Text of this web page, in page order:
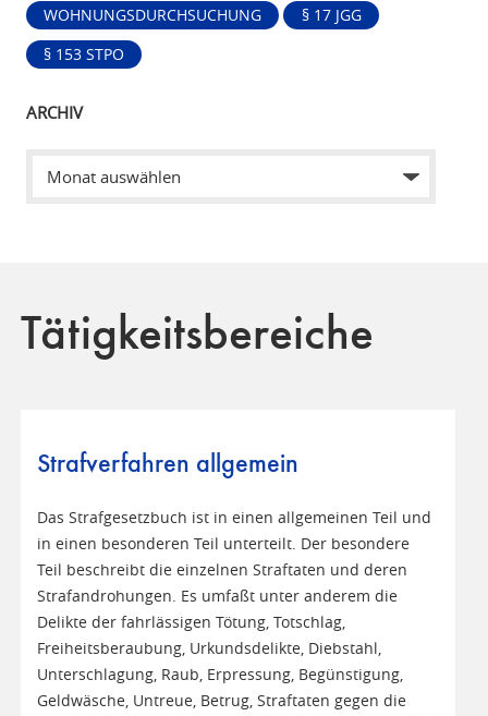
WOHNUNGSDURCHSUCHUNG § 17 JGG
§ 153 STPO
ARCHIV
Tätigkeitsbereiche
Strafverfahren allgemein
Das Strafgesetzbuch ist in einen allgemeinen Teil und
in einen besonderen Teil unterteilt. Der besondere
Teil beschreibt die einzelnen Straftaten und deren
Strafandrohungen. Es umfaßt unter anderem die
Delikte der fahrlässigen Tötung, Totschlag,
Freiheitsberaubung, Urkundsdelikte, Diebstahl,
Unterschlagung, Raub, Erpressung, Begünstigung,
Geldwäsche, Untreue, Betrug, Straftaten gegen die